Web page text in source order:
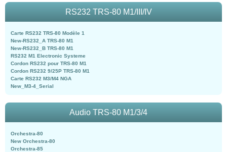
RS232 TRS-80 M1/III/IV
Carte RS232 TRS-80 Modèle 1
New-RS232_A TRS-80 M1
New-RS232_B TRS-80 M1
RS232 M1 Electronic Systeme
Cordon RS232 pour TRS-80 M1
Cordon RS232 9/25P TRS-80 M1
Carte RS232 M3/M4 NGA
New_M3-4_Serial
Audio TRS-80 M1/3/4
Orchestra-80
New Orchestra-80
Orchestra-85